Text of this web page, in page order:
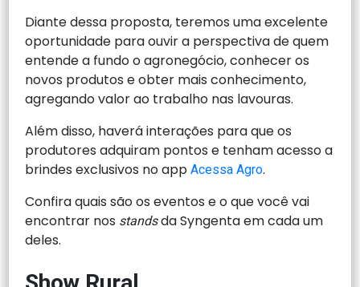
Diante dessa proposta, teremos uma excelente
oportunidade para ouvir a perspectiva de quem
entende a fundo o agronegócio, conhecer os
novos produtos e obter mais conhecimento,
agregando valor ao trabalho nas lavouras.
Além disso, haverá interações para que os
produtores adquiram pontos e tenham acesso a
brindes exclusivos no appAcessa Agro.
Confira quais são os eventos e o que você vai
encontrar nos standsda Syngenta em cada um
deles.